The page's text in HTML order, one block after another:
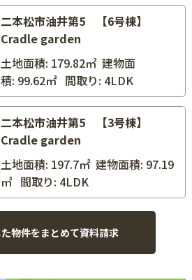
二本松市油井第5 【6号棟】
Cradle garden
土地面積: 179.82㎡建物面
積: 99.62㎡ 間取り: 4LDK
二本松市油井第5 【3号棟】
Cradle garden
土地面積: 197.7㎡建物面積: 97.19
㎡ 間取り: 4LDK